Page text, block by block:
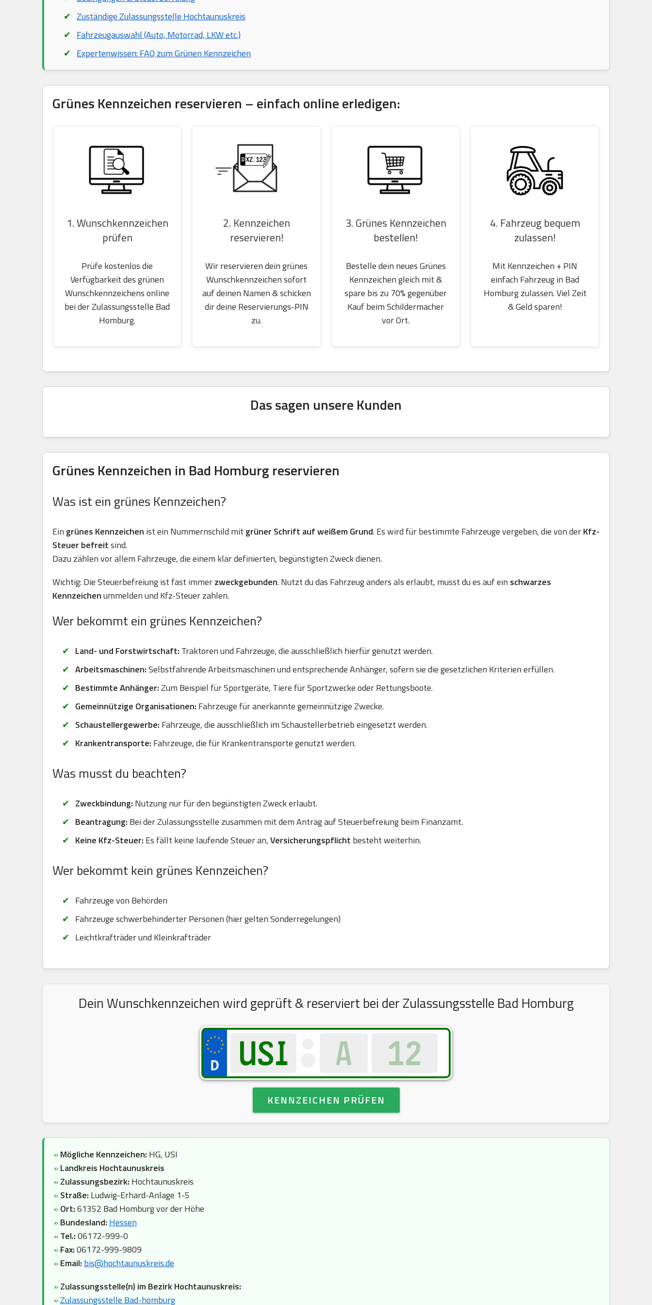
Zuständige Zulassungsstelle Hochtaunuskreis
Fahrzeugauswahl (Auto, Motorrad, LKW etc.)
Expertenwissen: FAQ zum Grünen Kennzeichen
Grünes Kennzeichen reservieren – einfach online erledigen:
1. Wunschkennzeichen
prüfen
Prüfe kostenlos die
Verfügbarkeit des grünen
Wunschkennzeichens online
bei der Zulassungsstelle Bad
Homburg.
2. Kennzeichen
reservieren!
Wir reservieren dein grünes
Wunschkennzeichen sofort
auf deinen Namen & schicken
dir deine Reservierungs-PIN
zu.
3. Grünes Kennzeichen
bestellen!
Bestelle dein neues Grünes
Kennzeichen gleich mit &
spare bis zu 70% gegenüber
Kauf beim Schildermacher
vor Ort.
4. Fahrzeug bequem
zulassen!
Mit Kennzeichen + PIN
einfach Fahrzeug in Bad
Homburg zulassen. Viel Zeit
& Geld sparen!
Das sagen unsere Kunden
Grünes Kennzeichen in Bad Homburg reservieren
Was ist ein grünes Kennzeichen?
Ein grünes Kennzeichen ist ein Nummernschild mit grüner Schrift auf weißem Grund. Es wird für bestimmte Fahrzeuge vergeben, die von derKfz-
Steuer befreitsind.
Dazu zählen vor allem Fahrzeuge, die einem klar definierten, begünstigten Zweck dienen.
Wichtig: Die Steuerbefreiung ist fast immerzweckgebunden. Nutzt du das Fahrzeug anders als erlaubt, musst du es auf ein schwarzes
Kennzeichenummelden und Kfz-Steuer zahlen.
Wer bekommt ein grünes Kennzeichen?
Land- und Forstwirtschaft: Traktoren und Fahrzeuge, die ausschließlich hierfür genutzt werden.
Arbeitsmaschinen:Selbstfahrende Arbeitsmaschinen und entsprechende Anhänger, sofern sie die gesetzlichen Kriterien erfüllen.
Bestimmte Anhänger:Zum Beispiel für Sportgeräte, Tiere für Sportzwecke oder Rettungsboote.
Gemeinnützige Organisationen: Fahrzeuge für anerkannte gemeinnützige Zwecke.
Schaustellergewerbe: Fahrzeuge, die ausschließlich im Schaustellerbetrieb eingesetzt werden.
Krankentransporte: Fahrzeuge, die für Krankentransporte genutzt werden.
Was musst du beachten?
Zweckbindung: Nutzung nur für den begünstigten Zweck erlaubt.
Beantragung: Bei der Zulassungsstelle zusammen mit dem Antrag auf Steuerbefreiung beim Finanzamt.
Keine Kfz-Steuer: Es fällt keine laufende Steuer an,Versicherungspflicht besteht weiterhin.
Wer bekommt kein grünes Kennzeichen?
Fahrzeuge von Behörden
Fahrzeuge schwerbehinderter Personen (hier gelten Sonderregelungen)
Leichtkrafträder und Kleinkrafträder
Dein Wunschkennzeichen wird geprüft & reserviert bei der Zulassungsstelle Bad Homburg
KENNZEICHEN PRÜFEN
»Mögliche Kennzeichen: HG, USI
»Landkreis Hochtaunuskreis
»Zulassungsbezirk: Hochtaunuskreis
»Straße: Ludwig-Erhard-Anlage 1-5
»Ort:61352 Bad Homburg vor der Höhe
»Bundesland: Hessen
»Tel.:06172-999-0
»Fax:06172-999-9809
»Email: bis@hochtaunuskreis.de
»Zulassungsstelle(n) im Bezirk Hochtaunuskreis:
»Zulassungsstelle Bad-homburg